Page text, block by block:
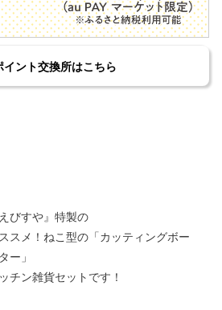
イント交換所はこちら
びすや』特製の
スメ！ねこ型の「カッティングボー
ー」
チン雑貨セットです！